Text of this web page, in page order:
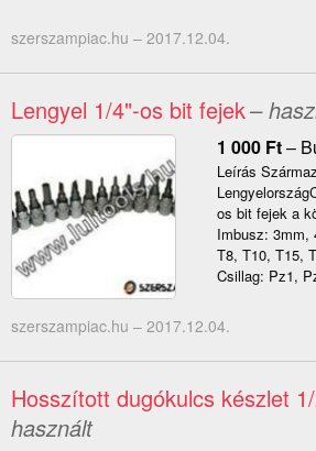
szerszampiac.hu – 2017.12.04.
Lengyel 1/4"-os bit fejek–
1 000 Ft–
Leírás
os bit fejek a
Imbusz: 3mm,
T8, T10, T15,
Csillag: Pz1,
szerszampiac.hu – 2017.12.04.
Hosszított dugókulcs készlet
használt